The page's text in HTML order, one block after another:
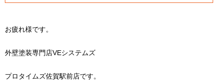
お疲れ様です。
外壁塗装専門店VEシステムズ
プロタイムズ佐賀駅前店です。